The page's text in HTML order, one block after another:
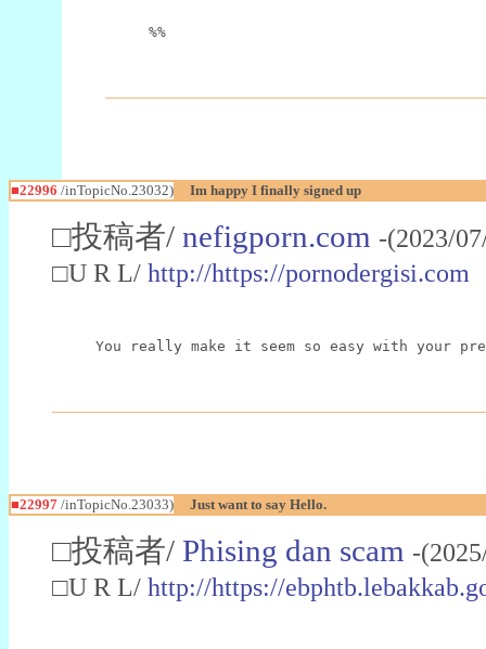
%%
■22996 /inTopicNo.23032) Im happy I finally signed up
□投稿者/ nefigporn.com -(2023/
□U R L/ http://https://pornodergisi.com
You really make it seem so easy with your
■22997 /inTopicNo.23033) Just want to say Hello.
□投稿者/ Phising dan scam -
□U R L/ http://https://